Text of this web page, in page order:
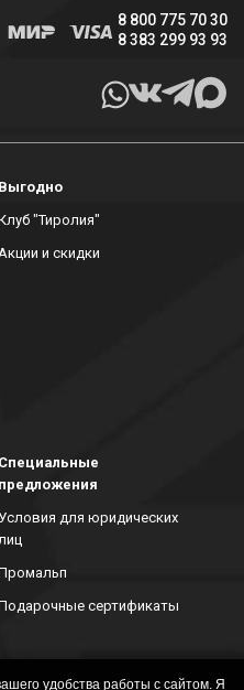
8 800 775 70 30
8 383 299 93 93
Выгодно
"Тиролия"
и скидки
Специальные
предложения
Условия для юридических
сертификаты
удобства работы с сайтом. Я